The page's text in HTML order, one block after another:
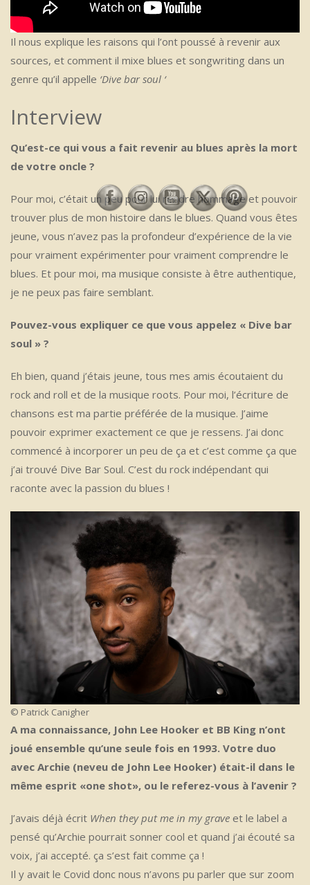
Il nous explique les raisons qui l’ont poussé à revenir aux
sources, et comment il mixe blues et songwriting dans un
genre qu’il appelle ‘Dive bar soul ‘
Interview
Qu’est-ce qui vous a fait revenir au blues après la mort
de votre oncle ?
Pour moi, c’était un peu pour lui rendre hommage et pouvoir
trouver plus de mon histoire dans le blues. Quand vous êtes
jeune, vous n’avez pas la profondeur d’expérience de la vie
pour vraiment expérimenter pour vraiment comprendre le
blues. Et pour moi, ma musique consiste à être authentique,
je ne peux pas faire semblant.
Pouvez-vous expliquer ce que vous appelez « Dive bar
soul » ?
Eh bien, quand j’étais jeune, tous mes amis écoutaient du
rock and roll et de la musique roots. Pour moi, l’écriture de
chansons est ma partie préférée de la musique. J’aime
pouvoir exprimer exactement ce que je ressens. J’ai donc
commencé à incorporer un peu de ça et c’est comme ça que
j’ai trouvé Dive Bar Soul. C’est du rock indépendant qui
raconte avec la passion du blues !
© Patrick Canigher
A ma connaissance, John Lee Hooker et BB King n’ont
joué ensemble qu’une seule fois en 1993. Votre duo
avec Archie (neveu de John Lee Hooker) était-il dans le
même esprit «one shot», ou le referez-vous à l’avenir ?
J’avais déjà écrit When they put me in my grave et le label a
pensé qu’Archie pourrait sonner cool et quand j’ai écouté sa
voix, j’ai accepté. ça s’est fait comme ça !
Il y avait le Covid donc nous n’avons pu parler que sur zoom